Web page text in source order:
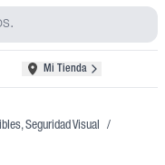
Mi Tienda
Seguridad Visual
/